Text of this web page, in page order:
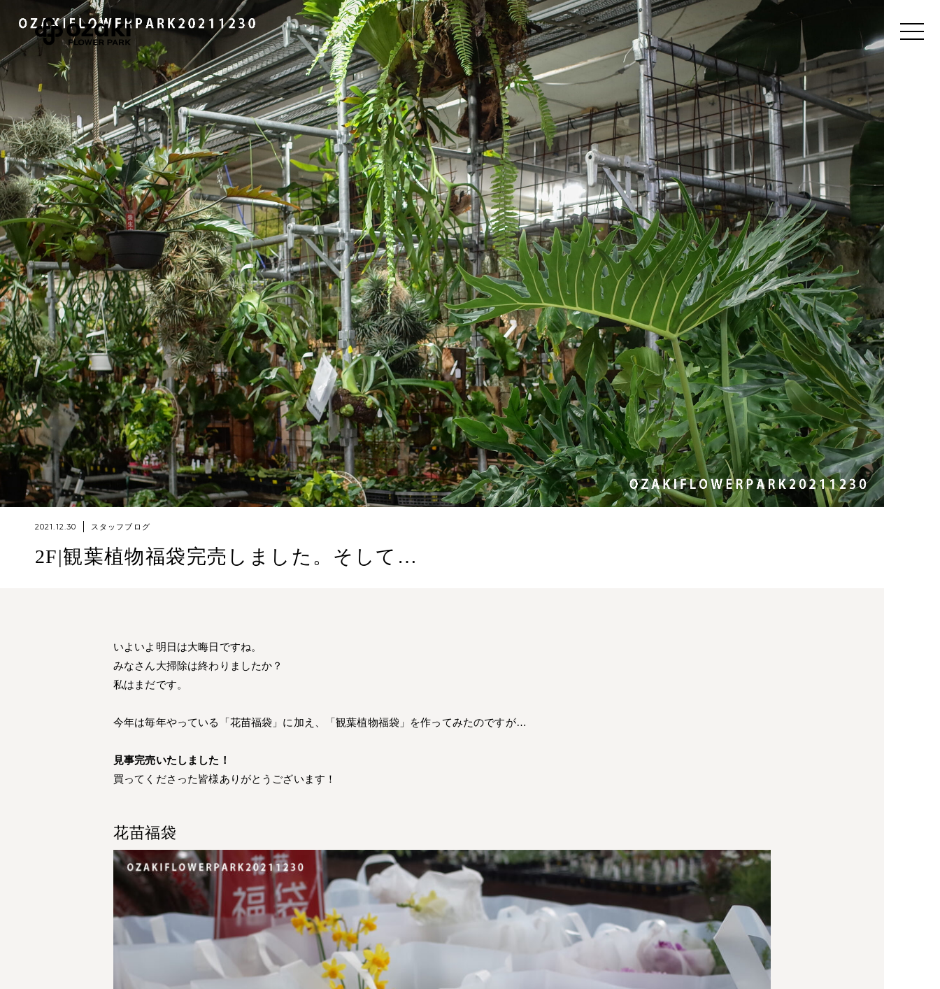
2021.12.30 スタッフブログ
2F|観葉植物福袋完売しました。そして…
いよいよ明日は大晦日ですね。
みなさん大掃除は終わりましたか？
私はまだです。
今年は毎年やっている「花苗福袋」に加え、「観葉植物福袋」を作ってみたのですが…
見事完売いたしました！
買ってくださった皆様ありがとうございます！
花苗福袋